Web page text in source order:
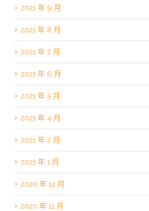
2021 年 9 月
2021 年 8 月
2021 年 7 月
2021 年 6 月
2021 年 5 月
2021 年 4 月
2021 年 2 月
2021 年 1 月
2020 年 12 月
2020 年 11 月